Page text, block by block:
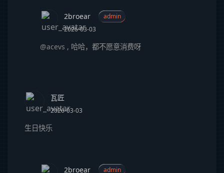
2broear
admin
2026-03-03
@acevs , 哈哈，都不愿意消费呀
瓦匠
2026-03-03
生日快乐
2broear
admin